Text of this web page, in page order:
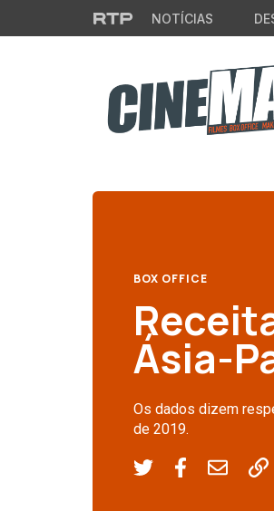
Saltar para o conteúdo principal
NOTÍCIAS
BOX OFFICE
Ásia-
Os dados dizem
de 2019.